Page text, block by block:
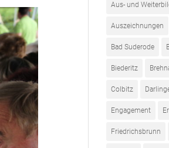
Aus- und
Auszeichnungen
Bad Suderode
Biederitz
Colbitz
Engagement
Friedrichsbrunn